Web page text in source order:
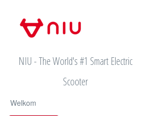
NIU - The World's #1 Smart Electric
Scooter
Welkom